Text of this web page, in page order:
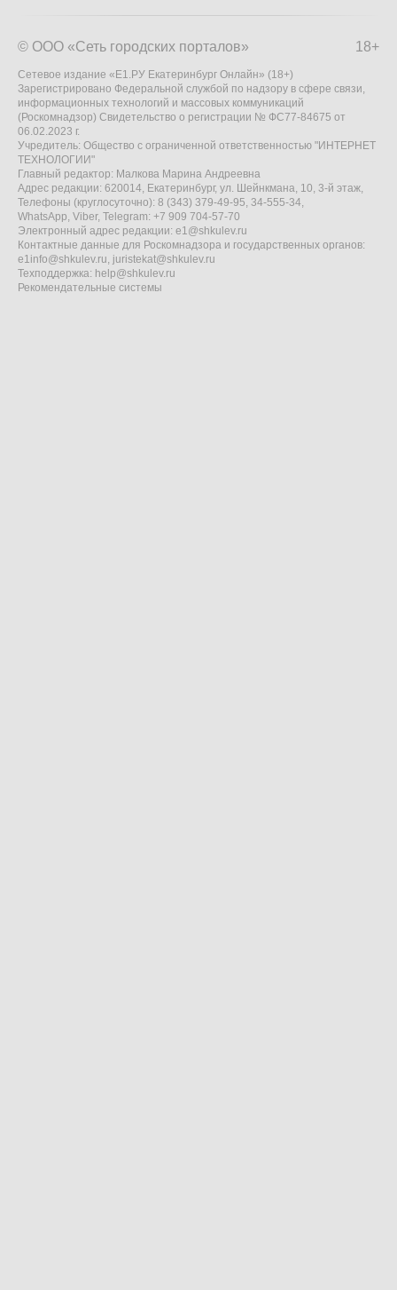
18+
© ООО «Сеть городских порталов»
Сетевое издание «Е1.РУ Екатеринбург Онлайн» (18+)
Зарегистрировано Федеральной службой по надзору в сфере связи,
информационных технологий и массовых коммуникаций
(Роскомнадзор) Свидетельство о регистрации № ФС77-84675 от
06.02.2023 г.
Учредитель: Общество с ограниченной ответственностью "ИНТЕРНЕТ
ТЕХНОЛОГИИ"
Главный редактор: Малкова Марина Андреевна
Адрес редакции: 620014, Екатеринбург, ул. Шейнкмана, 10, 3-й этаж,
Телефоны (круглосуточно): 8 (343) 379-49-95, 34-555-34,
WhatsApp, Viber, Telegram: +7 909 704-57-70
Электронный адрес редакции: e1@shkulev.ru
Контактные данные для Роскомнадзора и государственных органов:
e1info@shkulev.ru, juristekat@shkulev.ru
Техподдержка: help@shkulev.ru
Рекомендательные системы